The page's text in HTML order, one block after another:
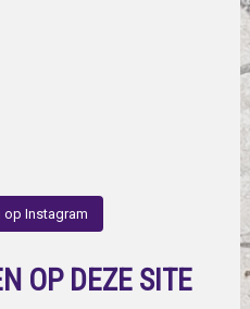
op Instagram
OP DEZE SITE